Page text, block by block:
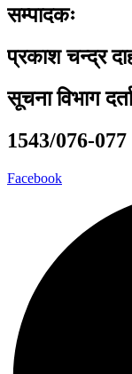
सम्पादकः
प्रकाश चन्द्र
सूचना विभाग
1543/076-077
Facebook